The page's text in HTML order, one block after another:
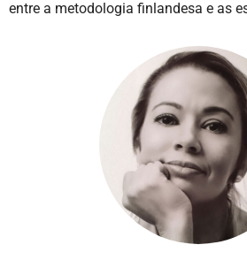
entre a metodologia finlandesa e as